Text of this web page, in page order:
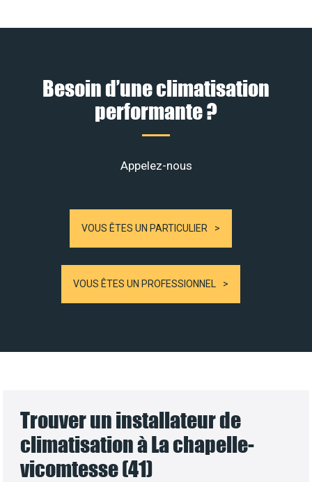
Besoin d’une climatisation
performante ?
Appelez-nous
VOUS ÊTES UN PARTICULIER
VOUS ÊTES UN PROFESSIONNEL
Trouver un installateur de
climatisation à La chapelle-
vicomtesse (41)